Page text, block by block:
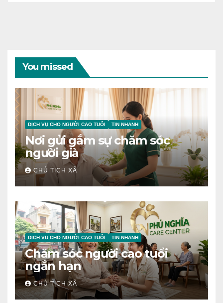
You missed
DỊCH VỤ CHO NGƯỜI CAO TUỔI TIN NHANH
Nơi gửi gắm sự chăm sóc
người già
CHỦ TỊCH XÃ
DỊCH VỤ CHO NGƯỜI CAO TUỔI TIN NHANH
Chăm sóc người cao tuổi
ngắn hạn
CHỦ TỊCH XÃ